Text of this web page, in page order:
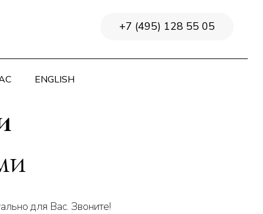
+7 (495) 128 55 05
ENGLISH
для Вас. Звоните!